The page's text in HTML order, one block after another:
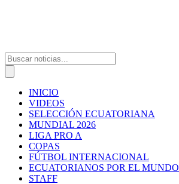
INICIO
VIDEOS
SELECCIÓN ECUATORIANA
MUNDIAL 2026
LIGA PRO A
COPAS
FÚTBOL INTERNACIONAL
ECUATORIANOS POR EL MUNDO
STAFF